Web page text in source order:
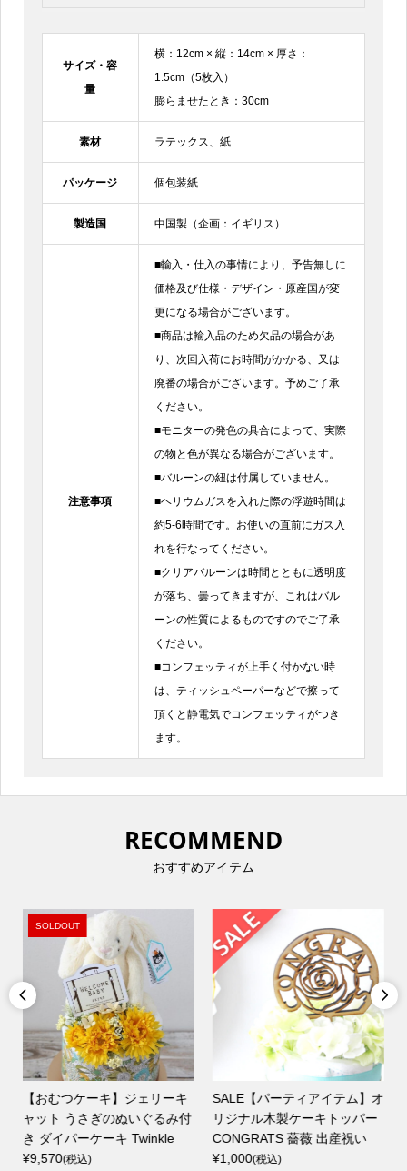
サイズ・容
量
横：12cm × 縦：14cm × 厚さ：
1.5cm（5枚入）
膨らませたとき：30cm
素材 ラテックス、紙
パッケージ 個包装紙
製造国 中国製（企画：イギリス）
注意事項
■輸入・仕入の事情により、予告無しに
価格及び仕様・デザイン・原産国が変
更になる場合がございます。
■商品は輸入品のため欠品の場合があ
り、次回入荷にお時間がかかる、又は
廃番の場合がございます。予めご了承
ください。
■モニターの発色の具合によって、実際
の物と色が異なる場合がございます。
■バルーンの紐は付属していません。
■ヘリウムガスを入れた際の浮遊時間は
約5-6時間です。お使いの直前にガス入
れを行なってください。
■クリアバルーンは時間とともに透明度
が落ち、曇ってきますが、これはバル
ーンの性質によるものですのでご了承
ください。
■コンフェッティが上手く付かない時
は、ティッシュペーパーなどで擦って
頂くと静電気でコンフェッティがつき
ます。
RECOMMEND
おすすめアイテム

SOLDOUT
【おむつケーキ】ジェリーキ
ャット うさぎのぬいぐるみ付
き ダイパーケーキ Twinkle
¥9,570(税込)
SALE【パーティアイテム】オ
リジナル木製ケーキトッパー
CONGRATS 薔薇 出産祝い
¥1,000(税込)
